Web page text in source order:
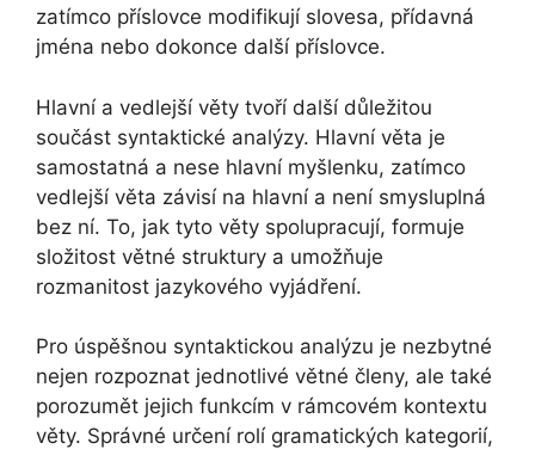
zatímco příslovce modifikují slovesa, přídavná
jména nebo dokonce další příslovce.
Hlavní a vedlejší věty tvoří další důležitou
součást syntaktické analýzy. Hlavní věta je
samostatná a nese hlavní myšlenku, zatímco
vedlejší věta závisí na hlavní a není smysluplná
bez ní. To, jak tyto věty spolupracují, formuje
složitost větné struktury a umožňuje
rozmanitost jazykového vyjádření.
Pro úspěšnou syntaktickou analýzu je nezbytné
nejen rozpoznat jednotlivé větné členy, ale také
porozumět jejich funkcím v rámcovém kontextu
věty. Správné určení rolí gramatických kategorií,